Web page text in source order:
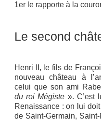
1er le rapporte à la
Le second
Henri II, le fils de
nouveau château à
celui que son ami
du roi Mégiste ». C’est
Renaissance : on lui
de Saint-Germain,